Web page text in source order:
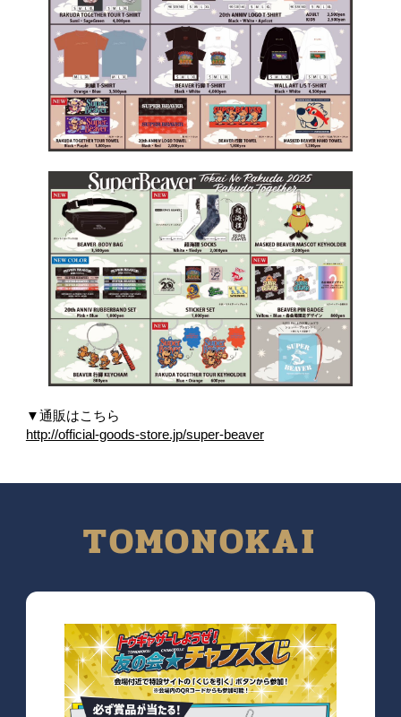
▼通販はこちら
http://official-goods-store.jp/super-beaver
TOMONOKAI